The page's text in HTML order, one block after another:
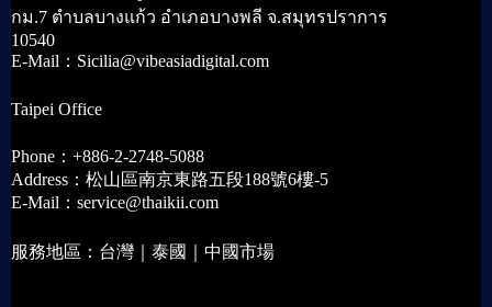
กม.7 ตำบลบางแก้ว อำเภอบางพลี จ.สมุทรปราการ
10540
E-Mail：Sicilia@vibeasiadigital.com
Taipei Office
Phone：+886-2-2748-5088
Address：松山區南京東路五段188號6樓-5
E-Mail：service@thaikii.com
服務地區：台灣｜泰國｜中國市場